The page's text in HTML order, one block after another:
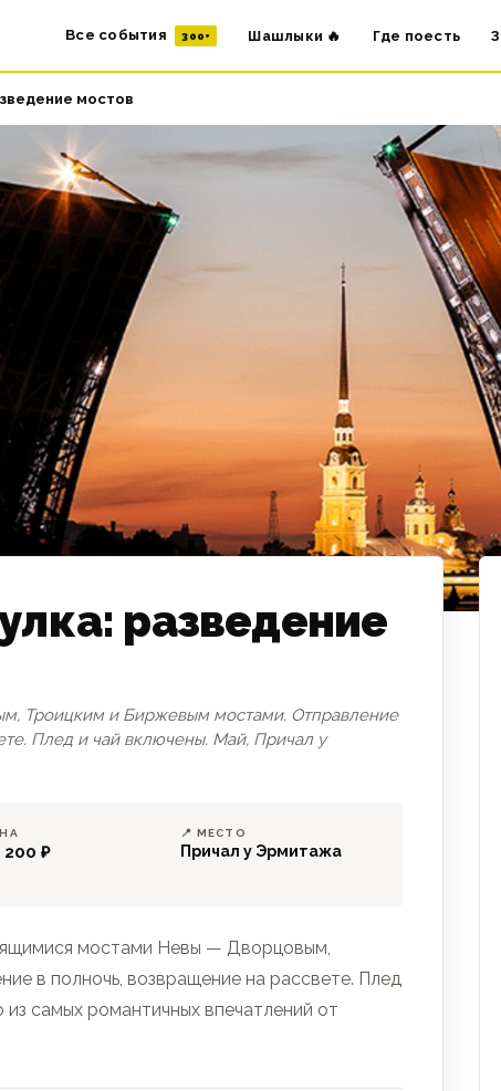
Все события 300+ Шашлыки 🔥 Где поесть
мостов
разведение
Троицким и Биржевым мостами. Отправление
Плед и чай включены. Май, Причал у
200 ₽
📍 МЕСТО
Причал у Эрмитажа
мостами Невы — Дворцовым,
в полночь, возвращение на рассвете. Плед
самых романтичных впечатлений от